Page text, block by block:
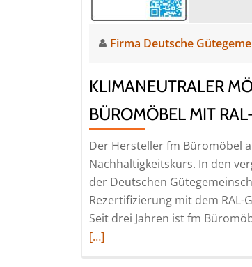
Firma Deutsche
KLIMANEUTRALER
BÜROMÖBEL MIT
Der Hersteller fm Büromöbel
Nachhaltigkeitskurs. In den
der Deutschen
Rezertifizierung mit dem RAL-
Seit drei Jahren ist fm
[…]